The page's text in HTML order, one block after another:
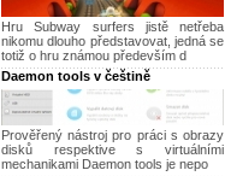
Hru Subway surfers jistě netřeba
nikomu dlouho představovat, jedná se
totiž o hru známou především d
Daemon tools v češtině
Prověřený nástroj pro práci s obrazy
disků respektive s virtuálními
mechanikami Daemon tools je nepo